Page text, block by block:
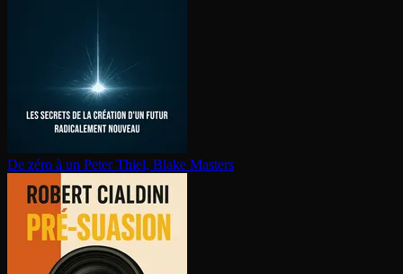
De zéro à un Peter Thiel, Blake Masters